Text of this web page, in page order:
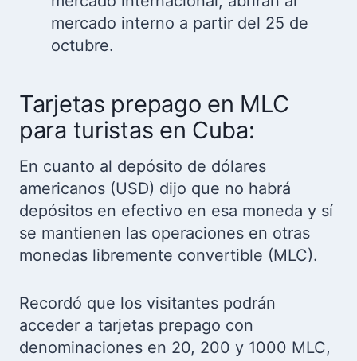
mercado interno a partir del 25 de
octubre.
Tarjetas prepago en MLC
para turistas en Cuba:
En cuanto al depósito de dólares
americanos (USD) dijo que no habrá
depósitos en efectivo en esa moneda y sí
se mantienen las operaciones en otras
monedas libremente convertible (MLC).
Recordó que los visitantes podrán
acceder a tarjetas prepago con
denominaciones en 20, 200 y 1000 MLC,